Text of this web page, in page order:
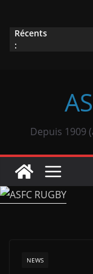
contenu
Récents
:
Depuis 1909
NEWS